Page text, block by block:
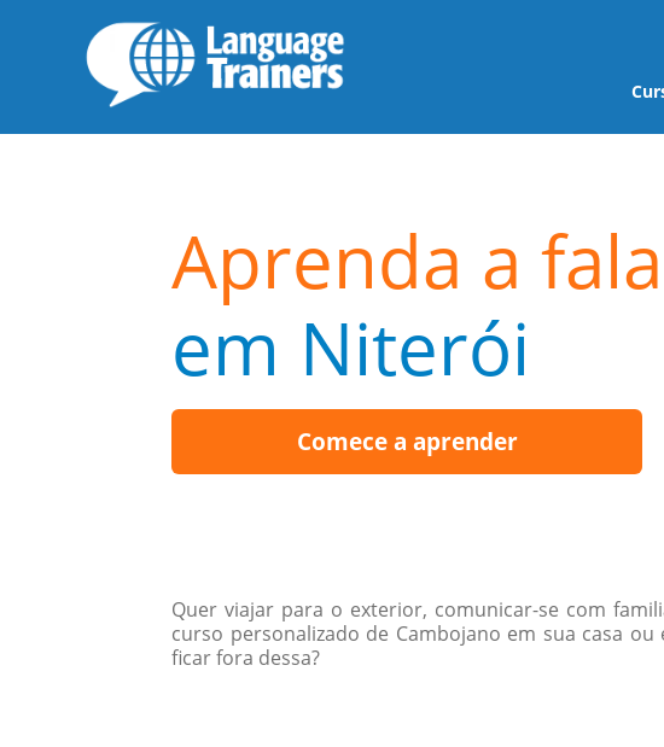
Aprenda a
em Niterói
Comece a aprender
Quer viajar para o exterior, comunicar-se com
curso personalizado de Cambojano em sua casa
ficar fora dessa?